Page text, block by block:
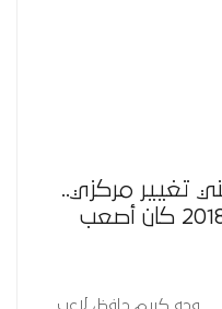
تغيير مركزي..
واستبعادي من مونديال 2018 كان أصعب
وجه كريم حافظ، لاعب